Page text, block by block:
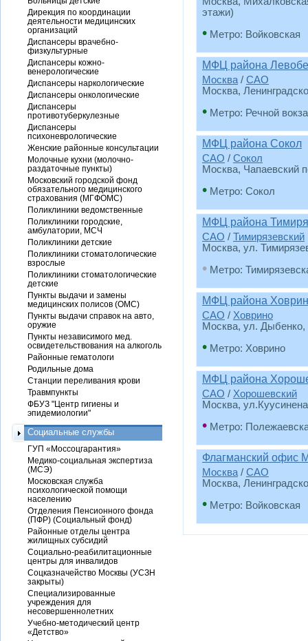
этажи)
• Метро: Войковская
МФЦ района
Москва / САО
Москва,
• Метро: Речной
МФЦ района Сокол
САО / Сокол
Москва, Чапаевский
• Метро: Сокол
МФЦ района
САО / Тимирязевский
Москва, ул.
• Метро:
МФЦ района
САО / Ховрино
Москва, ул.
• Метро: Ховрино
МФЦ района
САО / Хорошевский
Москва,
• Метро:
Флагманский офис
Москва / САО
Москва,
• Метро: Войковская
Дирекция по координации
деятельности медицинских
организаций
Диспансеры врачебно-
физкультурные
Диспансеры кожно-
венерологические
Диспансеры наркологические
Диспансеры онкологические
Диспансеры
противотуберкулезные
Диспансеры
психоневрологические
Женские районные консультации
Молочные кухни (молочно-
раздаточные пункты)
Московский городской фонд
обязательного медицинского
страхования (МГФОМС)
Поликлиники ведомственные
Поликлиники городские,
амбулатории, МСЧ
Поликлиники детские
Поликлиники стоматологические
взрослые
Поликлиники стоматологические
детские
Пункты выдачи и замены
медицинских полисов (ОМС)
Пункты выдачи справок на авто,
оружие
Пункты независимого мед.
освидетельствования на алкоголь
Районные гематологи
Родильные дома
Станции переливания крови
Травмпункты
ФБУЗ "Центр гигиены и
эпидемиологии"
Социальные службы
ГУП «Моссоцгарантия»
Медико-социальная экспертиза
(МСЭ)
Московская служба
психологической помощи
населению
Отделения Пенсионного фонда
(ПФР) (Социальный фонд)
Районные отделы центра
жилищных субсидий
Социально-реабилитационные
центры для инвалидов
Соцказначейство Москвы (УСЗН
закрыты)
Специализированные
учреждения для
несовершеннолетних
Учебно-методический центр
«Детство»